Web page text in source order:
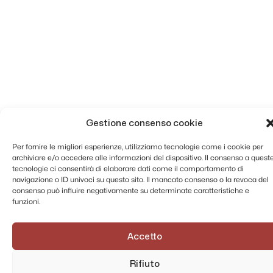
Gestione consenso cookie
Per fornire le migliori esperienze, utilizziamo tecnologie come i cookie per
archiviare e/o accedere alle informazioni del dispositivo. Il consenso a
tecnologie ci consentirà di elaborare dati come il comportamento di
navigazione o ID univoci su questo sito. Il mancato consenso o la revoca del
consenso può influire negativamente su determinate caratteristiche e
funzioni.
Accetto
Rifiuto